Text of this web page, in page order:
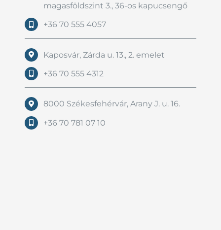
magasföldszint 3., 36-os kapucsengő
+36 70 555 4057
Kaposvár, Zárda u. 13., 2. emelet
+36 70 555 4312
8000 Székesfehérvár, Arany J. u. 16.
+36 70 781 07 10